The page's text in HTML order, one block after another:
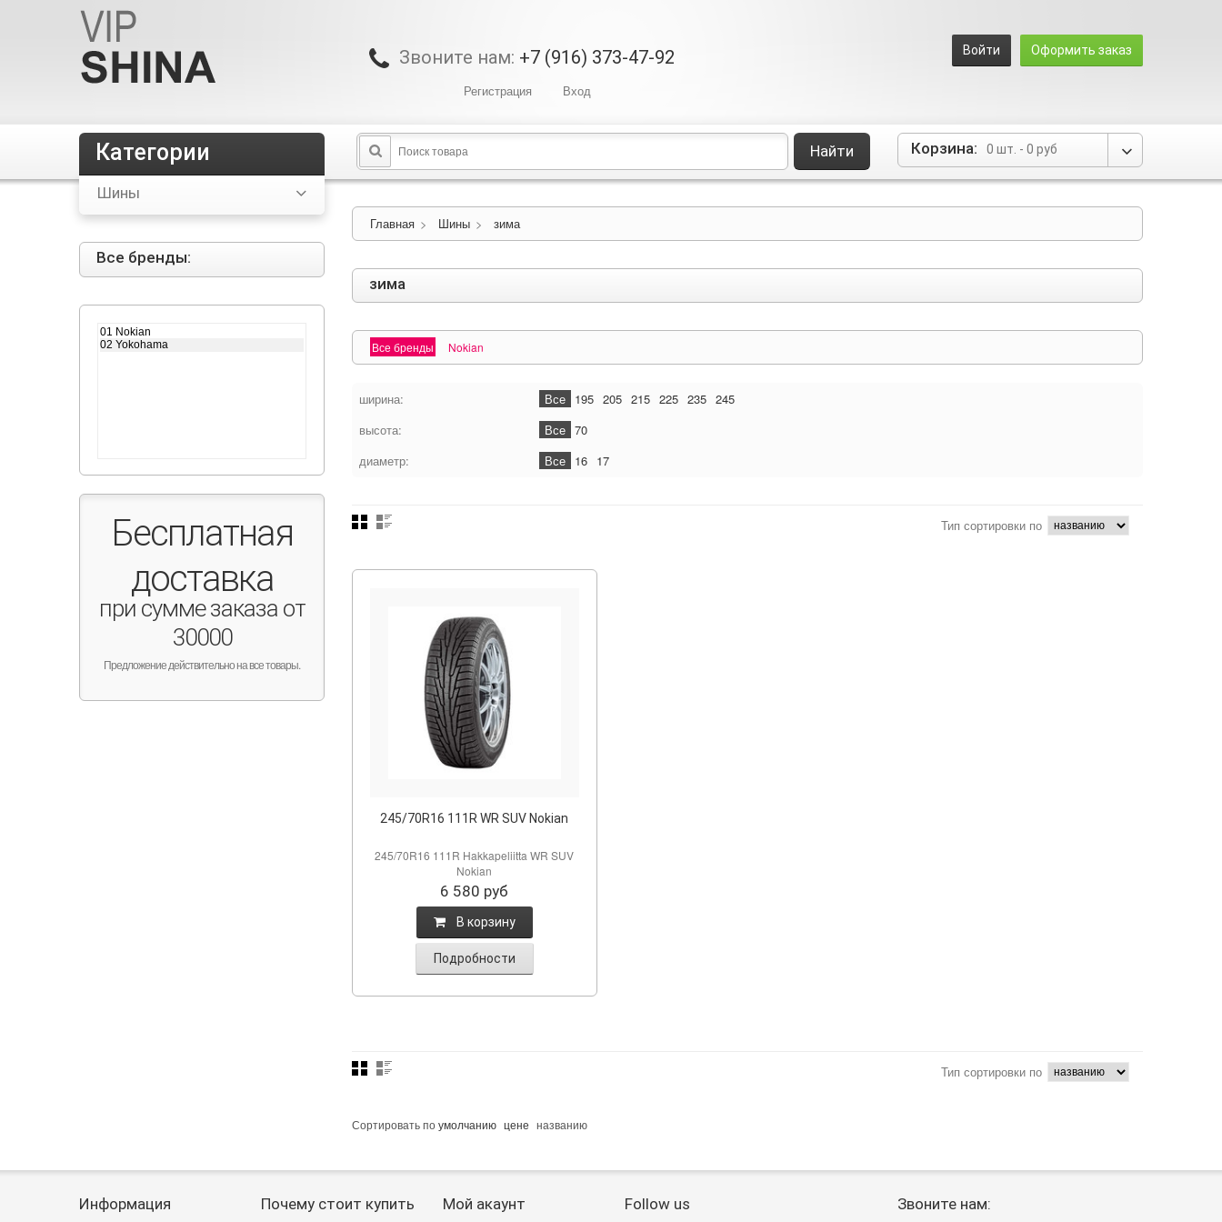
Войти Оформить заказ
Звоните нам: +7 (916) 373-47-92
Регистрация Вход
Корзина: 0 шт. - 0 руб
Найти
Главная > Шины > зима
зима
Все бренды Nokian
ширина: Все 195 205 215 225 235 245
высота:
Все 70
диаметр:
Все 16 17
Тип сортировки по
245/70R16 111R WR SUV Nokian
245/70R16 111R Hakkapeliitta WR SUV
Nokian
6 580 руб
B корзину
Подробности
Тип сортировки по
Сортировать поумолчанию цене названию
Категории
Шины
Все бренды:
Бесплатная
доставка
при сумме заказа от
30000
Предложение действительно на все товары.
Информация Почему стоит купить Мой акаунт Follow us
Звоните нам: